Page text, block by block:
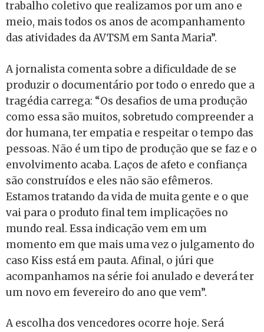
trabalho coletivo que realizamos por um ano e
meio, mais todos os anos de acompanhamento
das atividades da AVTSM em Santa Maria”.
A jornalista comenta sobre a dificuldade de se
produzir o documentário por todo o enredo que a
tragédia carrega: “Os desafios de uma produção
como essa são muitos, sobretudo compreender a
dor humana, ter empatia e respeitar o tempo das
pessoas. Não é um tipo de produção que se faz e o
envolvimento acaba. Laços de afeto e confiança
são construídos e eles não são efêmeros.
Estamos tratando da vida de muita gente e o que
vai para o produto final tem implicações no
mundo real. Essa indicação vem em um
momento em que mais uma vez o julgamento do
caso Kiss está em pauta. Afinal, o júri que
acompanhamos na série foi anulado e deverá ter
um novo em fevereiro do ano que vem”.
A escolha dos vencedores ocorre hoje. Será